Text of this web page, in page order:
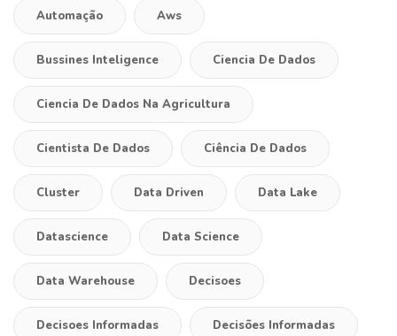
Automação Aws
Bussines Inteligence Ciencia De Dados
Ciencia De Dados Na Agricultura
Cientista De Dados Ciência De Dados
Cluster Data Driven Data Lake
Datascience Data Science
Data Warehouse Decisoes
Decisoes Informadas Decisões Informadas